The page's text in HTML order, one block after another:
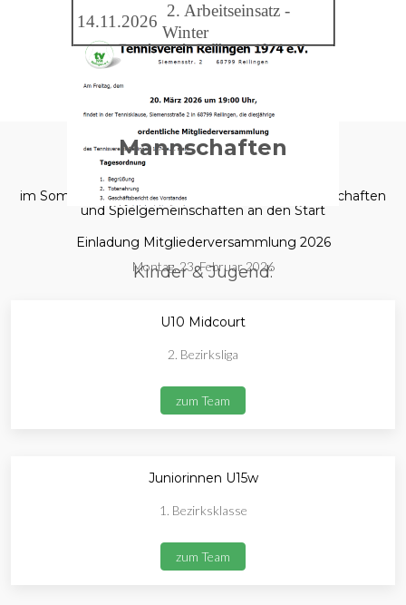
Einladung Mitgliederversammlung 2026
Montag, 23. Februar 2026
14.11.2026
2. Arbeitseinsatz -
Winter
Mannschaften
im Sommer 2025 gehen wir mit folgenden Mannschaften
und Spielgemeinschaften an den Start
Kinder & Jugend:
U10 Midcourt
2. Bezirksliga
zum Team
Juniorinnen U15w
1. Bezirksklasse
zum Team